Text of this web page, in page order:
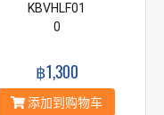
KBVHLF01
0
฿1,300
添加到购物车